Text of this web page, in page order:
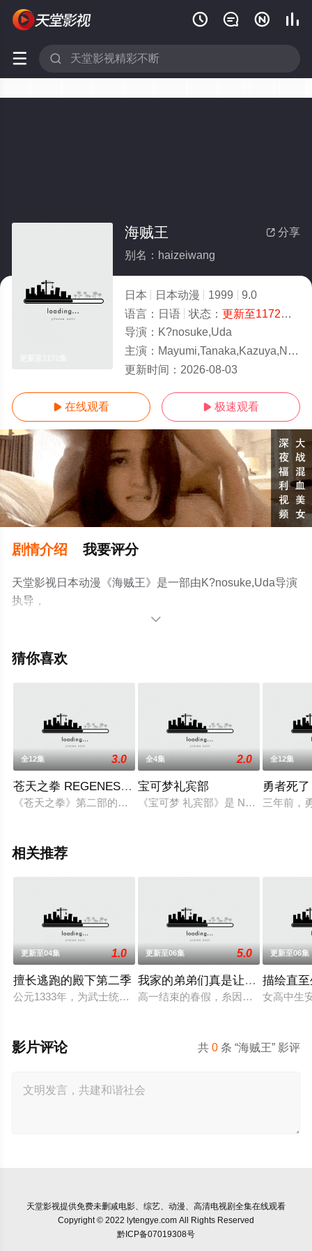
   
 
 分享
海贼王
别名：haizeiwang
日本 日本动漫 1999
9.0
语言： 日语 状态： 更新至1172集
导演： K?nosuke,Uda
主演： Mayumi,Tanaka,Kazuya,Nakai
更新时间： 2026-08-03
 在线观看  极速观看
剧情介绍 我要评分
天堂影视日本动漫《海贼王》是一部由K?nosuke,Uda导演
执导，
减完整版动漫全集就上天堂电影网，更多相关信息可移步

猜你喜欢
全12集 3.0
苍天之拳 REGENESIS第二季
《苍天之拳》第二部的标题为《苍天之拳 新生（蒼天の拳 リジ
全4集 2.0
宝可梦礼宾部
《宝可梦 礼宾部》是 Netflix 与宝可
全12集
勇者死
三年前，
相关推荐
更新至04集 1.0
擅长逃跑的殿下第二季
公元1333年，为武士统治日本奠定基石的镰仓幕府，因其所信
更新至06集 5.0
我家的弟弟们真是让您费心了
高一结束的春假，糸因为母亲再婚而
更新至06集
描绘直
女高中生
共0 条 “海贼王” 影评
影片评论
天堂影视提供免费未删减电影、综艺、动漫、高清电视剧全集在线观看
Copyright © 2022 lytengye.com All Rights Reserved
黔ICP备07019308号